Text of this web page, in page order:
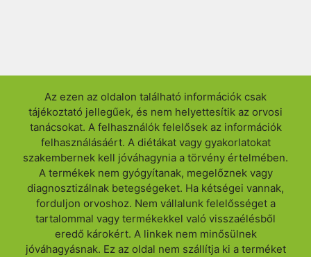
Az ezen az oldalon található információk csak
tájékoztató jellegűek, és nem helyettesítik az orvosi
tanácsokat. A felhasználók felelősek az információk
felhasználásáért. A diétákat vagy gyakorlatokat
szakembernek kell jóváhagynia a törvény értelmében.
A termékek nem gyógyítanak, megelőznek vagy
diagnosztizálnak betegségeket. Ha kétségei vannak,
forduljon orvoshoz. Nem vállalunk felelősséget a
tartalommal vagy termékekkel való visszaélésből
eredő károkért. A linkek nem minősülnek
jóváhagyásnak. Ez az oldal nem szállítja ki a terméket